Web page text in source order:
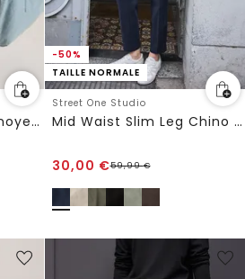
Pantalon slim taille moyenne style décontracté
-50%
TAILLE NORMALE
Street One Studio
Mid Waist Slim Leg Chino en Casual Fit
30,00 €59,99€